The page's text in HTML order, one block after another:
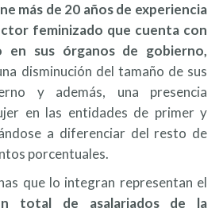
más de 20 años de experiencia
feminizado que cuenta con
en sus órganos de gobierno,
disminución del tamaño de sus
y además, una presencia
en las entidades de primer y
a diferenciar del resto de
porcentuales.
que lo integran representan el
total de asalariados de la